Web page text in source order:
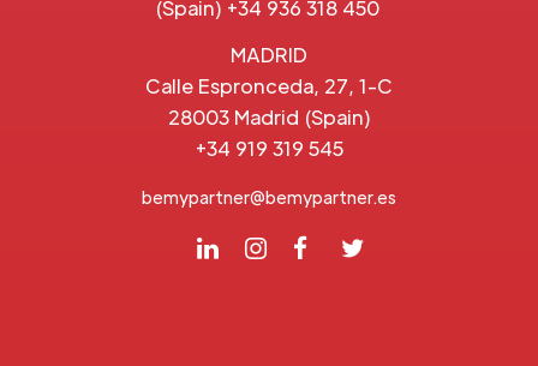
(Spain) +34 936 318 450
MADRID
Calle Espronceda, 27, 1-C
28003 Madrid (Spain)
+34 919 319 545
bemypartner@bemypartner.es